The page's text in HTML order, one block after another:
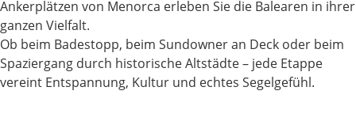
Ankerplätzen von Menorca erleben Sie die Balearen in ihrer
ganzen Vielfalt.
Ob beim Badestopp, beim Sundowner an Deck oder beim
Spaziergang durch historische Altstädte – jede Etappe
vereint Entspannung, Kultur und echtes Segelgefühl.